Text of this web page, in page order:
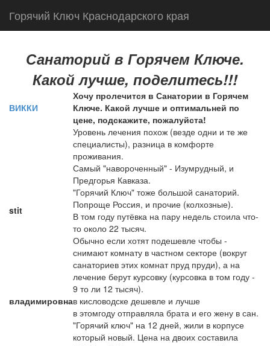
Горячий Ключ Краснодарского края
Санаторий в Горячем Ключе.
Какой лучше, поделитесь!!!
ВИККИ
Хочу пролечится в Санатории в Горячем
Ключе. Какой лучше и оптимальней по
цене, подскажите, пожалуйста!
stit
Уровень лечения похож (везде одни и те же
специалисты), разница в комфорте
проживания.
Самый "навороченный" - Изумрудный, и
Предгорья Кавказа.
"Горячий Ключ" тоже большой санаторий.
Попроще Россия, и прочие (колхозные).
В том году путёвка на пару недель стоила что-
то около 22 тысяч.
Обычно если хотят подешевле чтобы -
снимают комнату в частном секторе (вокруг
санаториев этих комнат пруд пруди), а на
лечение берут курсовку (курсовка в том году -
9 то ли 12 тысяч).
владимировнав кисловодске дешевле и лучше
в этомгоду отправляла брата и его жену в сан.
"Горячий ключ" на 12 дней, жили в корпусе
который новый. Цена на двоих составила